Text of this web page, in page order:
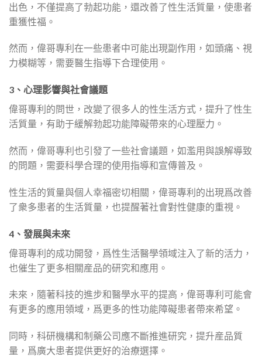
出色，不僅提高了勃起功能，還改善了性生活質量，使患者
重獲性福。
然而，偉哥專利在一些患者中可能出現副作用，如頭痛、視
力模糊等，需要醫生指導下合理使用。
3、心理影響與社會議題
偉哥專利的問世，改變了很多人的性生活方式，提升了性生
活質量，有助于緩解勃起功能障礙帶來的心理壓力。
然而，偉哥專利也引發了一些社會議題，如濫用與誤解導致
的問題，需要科學合理的使用指導和宣傳普及。
性生活的質量與個人幸福密切相關，偉哥專利的出現爲改善
了衆多患者的生活質量，也提醒著社會對性健康的重視。
4、發展與未來
偉哥專利的成功開發，爲性生活醫學領域注入了新的活力，
也催生了更多相關産品的研究和應用。
未來，隨著科技的進步和醫學水平的提高，偉哥專利可能會
有更多的應用領域，爲更多的性功能障礙患者帶來希望。
同時，科研機構和制藥公司應不斷推進研究，提升産品質
量，爲廣大患者提供更好的治療選擇。